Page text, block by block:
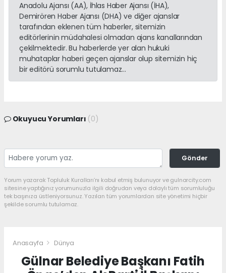
Anadolu Ajansı (AA), İhlas Haber Ajansı (İHA),
Demirören Haber Ajansı (DHA) ve diğer ajanslar
tarafından eklenen tüm haberler, sitemizin
editörlerinin müdahalesi olmadan ajans kanallarından
çekilmektedir. Bu haberlerde yer alan hukuki
muhataplar haberi geçen ajanslar olup sitemizin hiç
bir editörü sorumlu tutulamaz...
Okuyucu Yorumları (0)
Gönder
Yorum yazarak Topluluk Kuralları’nı kabul etmiş bulunuyor ve gulnarcity.com
sitesine yaptığınız yorumunuzla ilgili doğrudan veya dolaylı tüm sorumluluğu
tek başınıza üstleniyorsunuz. Yazılan tüm yorumlardan site yönetimi hiçbir
şekilde sorumlu tutulamaz.
Anasayfa Dünya
Gülnar Belediye Başkanı Fatih